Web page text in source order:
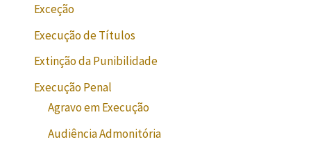
Exceção
Execução de Títulos
Extinção da Punibilidade
Execução Penal
Agravo em Execução
Audiência Admonitória